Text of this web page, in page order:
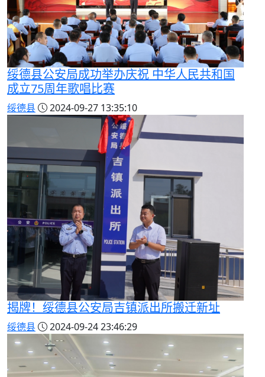
绥德县公安局成功举办庆祝 中华人民共和国
成立75周年歌唱比赛
绥德县 2024-09-27 13:35:10
揭牌！绥德县公安局吉镇派出所搬迁新址
绥德县 2024-09-24 23:46:29